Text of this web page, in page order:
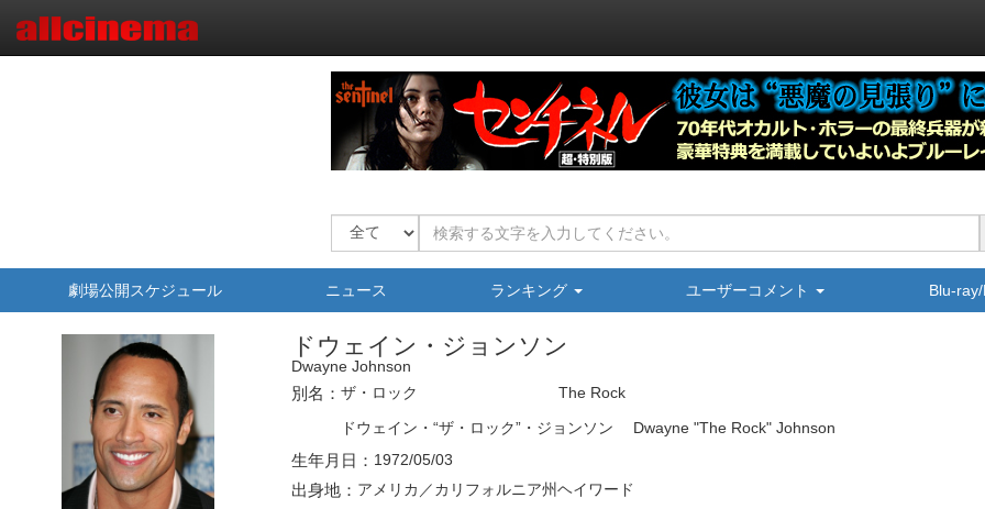
劇場公開スケジュール ニュース ランキング ユーザーコメント Blu-
ドウェイン・ジョンソン
Dwayne Johnson
別名： ザ・ロック
The Rock
ドウェイン・“ザ・ロック”・ジョンソン Dwayne "The Rock" Johnson
生年月日： 1972/05/03
出身地： アメリカ／カリフォルニア州ヘイワード